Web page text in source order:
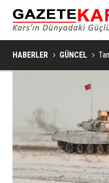
HABERLER GÜNCEL